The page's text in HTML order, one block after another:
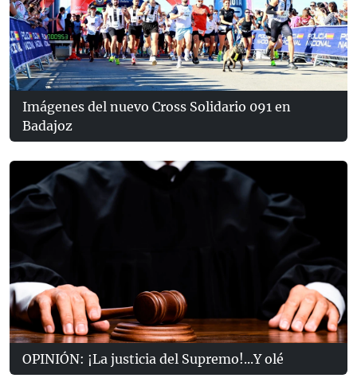
Imágenes del nuevo Cross Solidario 091 en
Badajoz
OPINIÓN: ¡La justicia del Supremo!...Y olé